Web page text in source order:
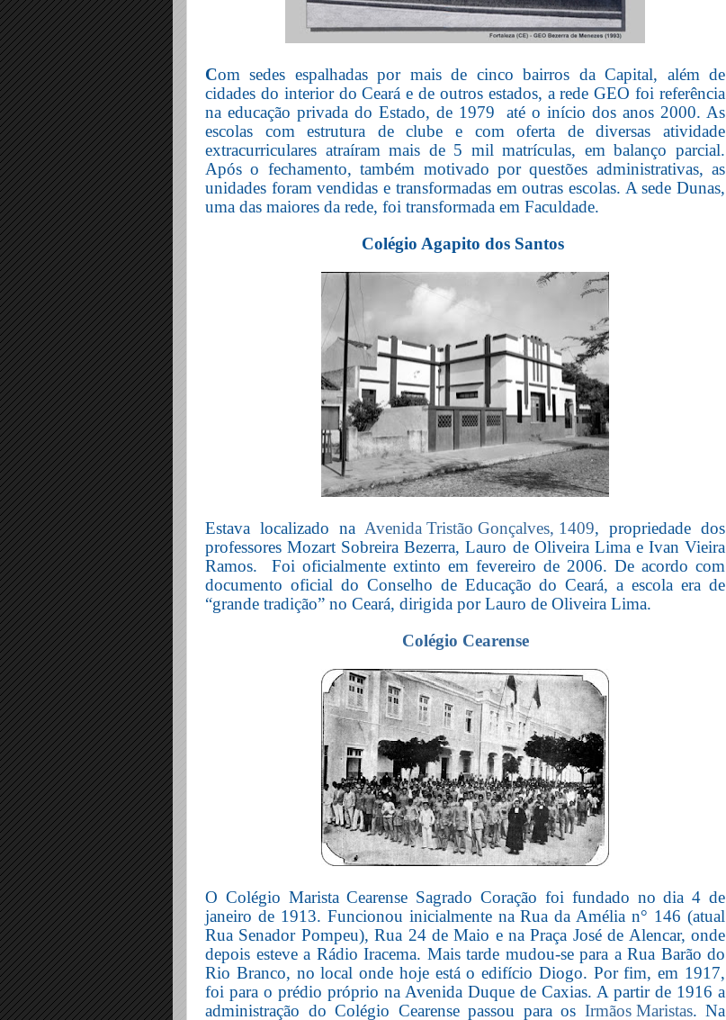
Com sedes espalhadas por mais de cinco bairros da Capital, além de
cidades do interior do Ceará e de outros estados, a rede GEO foi referência
na educação privada do Estado, de 1979
até o início dos anos 2000. As
escolas com estrutura de clube e com oferta de diversas atividade
extracurriculares atraíram mais de 5 mil matrículas, em balanço parcial.
Após o fechamento, também motivado por questões administrativas, as
unidades foram vendidas e transformadas em outras escolas. A sede Dunas,
uma das maiores da rede, foi transformada em Faculdade.
Colégio Agapito dos Santos
Estava localizado naAvenida Tristão Gonçalves, 1409, propriedade dos
professores Mozart Sobreira Bezerra, Lauro de Oliveira Lima e Ivan Vieira
Ramos.
Foi oficialmente extinto em fevereiro de 2006. De acordo com
documento oficial do Conselho de Educação do Ceará, a escola era de
“grande tradição” no Ceará, dirigida por Lauro de Oliveira Lima.
Colégio Cearense
O Colégio Marista Cearense Sagrado Coração foi fundado no dia 4 de
janeiro de 1913. Funcionou inicialmente na Rua da Amélia n° 146 (atual
Rua Senador Pompeu), Rua 24 de Maio e na Praça José de Alencar, onde
depois esteve a Rádio Iracema. Mais tarde mudou-se para a Rua Barão do
Rio Branco, no local onde hoje está o edifício Diogo. Por fim, em 1917,
foi para o prédio próprio na Avenida Duque de Caxias. A partir de 1916 a
administração do Colégio Cearense passou para os Irmãos Maristas. Na